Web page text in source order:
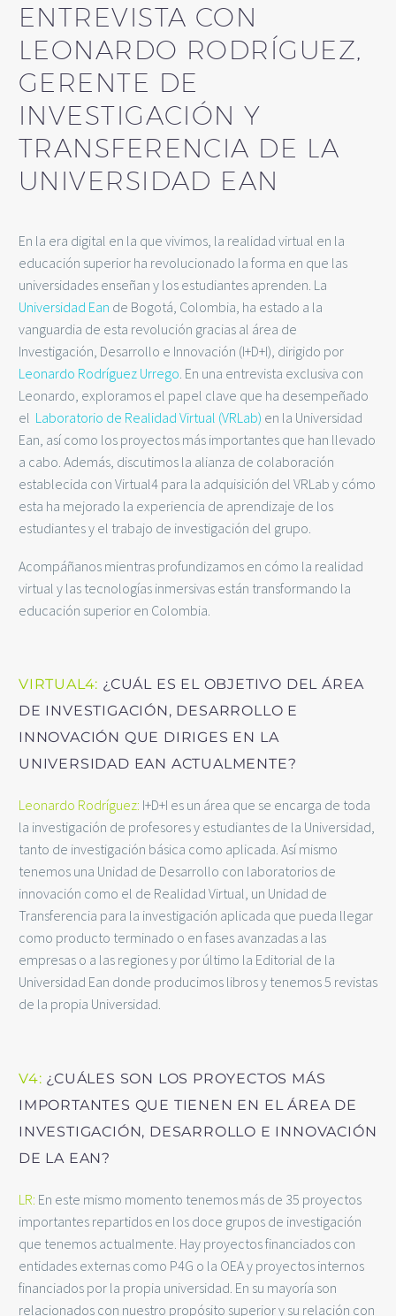
ENTREVISTA CON
LEONARDO RODRÍGUEZ,
GERENTE DE
INVESTIGACIÓN Y
TRANSFERENCIA DE LA
UNIVERSIDAD EAN
En la era digital en la que vivimos, la realidad virtual en la
educación superior ha revolucionado la forma en que las
universidades enseñan y los estudiantes aprenden. La
Universidad Ean de Bogotá, Colombia, ha estado a la
vanguardia de esta revolución gracias al área de
Investigación, Desarrollo e Innovación (I+D+I), dirigido por
Leonardo Rodríguez Urrego. En una entrevista exclusiva con
Leonardo, exploramos el papel clave que ha desempeñado
el Laboratorio de Realidad Virtual (VRLab) en la Universidad
Ean, así como los proyectos más importantes que han llevado
a cabo. Además, discutimos la alianza de colaboración
establecida con Virtual4 para la adquisición del VRLab y cómo
esta ha mejorado la experiencia de aprendizaje de los
estudiantes y el trabajo de investigación del grupo.
Acompáñanos mientras profundizamos en cómo la realidad
virtual y las tecnologías inmersivas están transformando la
educación superior en Colombia.
VIRTUAL4: ¿CUÁL ES EL OBJETIVO DEL ÁREA
DE INVESTIGACIÓN, DESARROLLO E
INNOVACIÓN QUE DIRIGES EN LA
UNIVERSIDAD EAN ACTUALMENTE?
Leonardo Rodríguez: I+D+I es un área que se encarga de toda
la investigación de profesores y estudiantes de la Universidad,
tanto de investigación básica como aplicada. Así mismo
tenemos una Unidad de Desarrollo con laboratorios de
innovación como el de Realidad Virtual, un Unidad de
Transferencia para la investigación aplicada que pueda llegar
como producto terminado o en fases avanzadas a las
empresas o a las regiones y por último la Editorial de la
Universidad Ean donde producimos libros y tenemos 5 revistas
de la propia Universidad.
V4: ¿CUÁLES SON LOS PROYECTOS MÁS
IMPORTANTES QUE TIENEN EN EL ÁREA DE
INVESTIGACIÓN, DESARROLLO E INNOVACIÓN
DE LA EAN?
LR: En este mismo momento tenemos más de 35 proyectos
importantes repartidos en los doce grupos de investigación
que tenemos actualmente. Hay proyectos financiados con
entidades externas como P4G o la OEA y proyectos internos
financiados por la propia universidad. En su mayoría son
relacionados con nuestro propósito superior y su relación con